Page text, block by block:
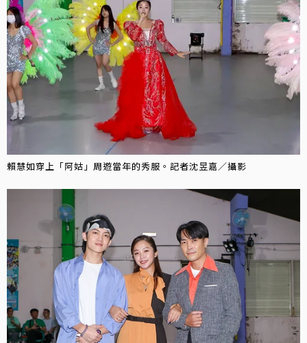
賴慧如穿上「阿姑」周遊當年的秀服。記者沈昱嘉／攝影